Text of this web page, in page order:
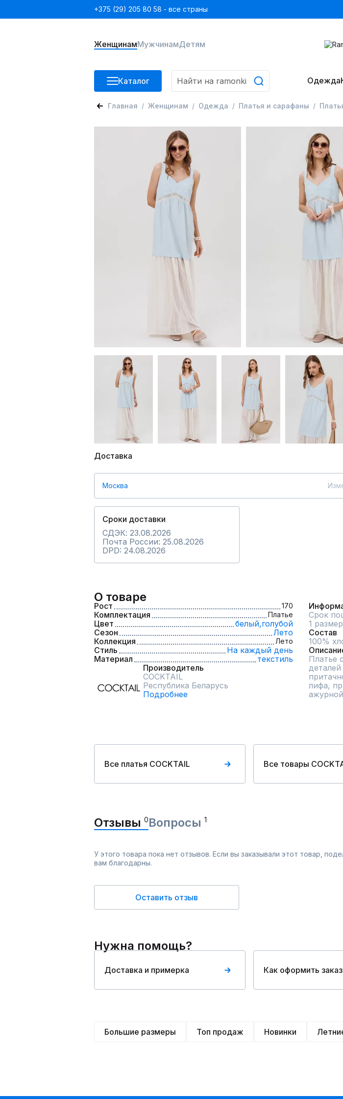
+375 (29) 205 80 58 - все страны
ЖенщинамМужчинамДетям
Каталог Одежда
Главная Женщинам Одежда Платья и сарафаны
Доставка
Москва
Сроки доставки
СДЭК: 23.08.2026
Почта России: 25.08.2026
DPD: 24.08.2026
О товаре
Рост 170
Комплектация Платье
Цвет белый,голубой
Сезон
Лето
Коллекция
Лето
Стиль
На каждый день
Материал
текстиль
Производитель
COCKTAIL
Республика Беларусь
Подробнее
Срок
1
Состав
100%
Платье
лифа,
Все платья COCKTAIL Все товары
Отзывы 0Вопросы 1
У этого товара пока нет отзывов. Если вы заказывали этот товар,
вам благодарны.
Оставить отзыв
Нужна помощь?
Доставка и примерка Как оформить заказ
Большие размеры Топ продаж Новинки